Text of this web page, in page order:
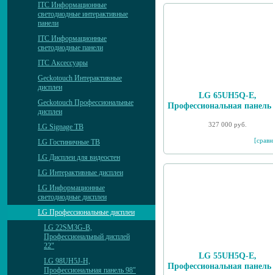
ITC Информационные
светодиодные интерактивные
панели
ITC Информационные
светодиодные панели
ITC Аксессуары
Geckotouch Интерактивные
дисплеи
Geckotouch Профессиональные
дисплеи
LG Signage ТВ
LG Гостиничные ТВ
LG Дисплеи для видеостен
LG Интерактивные дисплеи
LG Информационные
светодиодные дисплеи
LG Профессиональные дисплеи
LG 22SM3G-B,
Профессиональный дисплей
22"
LG 98UH5J-H,
Профессиональная панель 98"
LG 65UH5Q-E,
Профессиональная
327 000 руб.
LG 55UH5Q-E,
Профессиональная